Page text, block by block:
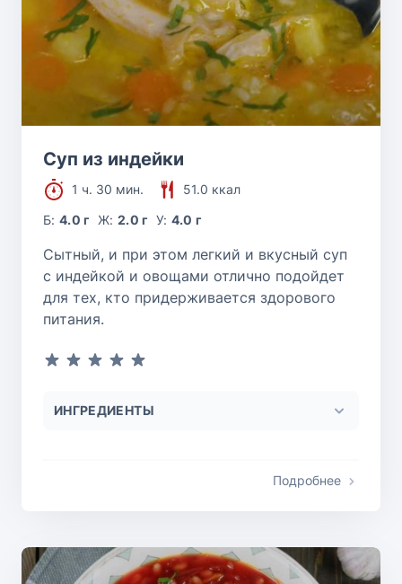
Суп из индейки
1 ч. 30 мин.
51.0 ккал
Б:4.0 г Ж: 2.0 г У: 4.0 г
Сытный, и при этом легкий и вкусный суп
с индейкой и овощами отлично подойдет
для тех, кто придерживается здорового
питания.
ИНГРЕДИЕНТЫ
Подробнее